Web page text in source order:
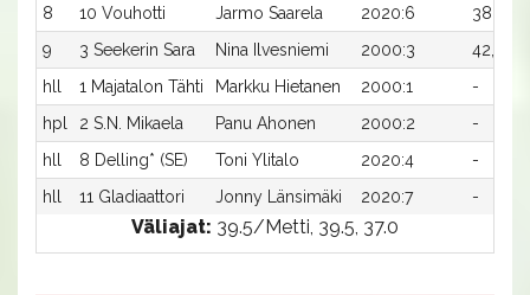
8
10 Vouhotti Jarmo Saarela 2020:6 38,3x
9
3 Seekerin Sara Nina Ilvesniemi 2000:3 42,0
hll
1 Majatalon Tähti Markku Hietanen 2000:1 -
hpl
2 S.N. Mikaela Panu Ahonen 2000:2 -
hll
8 Delling* (SE) Toni Ylitalo 2020:4 -
hll
11 Gladiaattori Jonny Länsimäki 2020:7 -
Väliajat: 39.5/Metti, 39.5, 37.0